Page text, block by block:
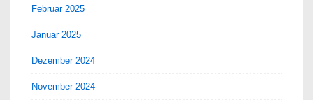
Februar 2025
Januar 2025
Dezember 2024
November 2024